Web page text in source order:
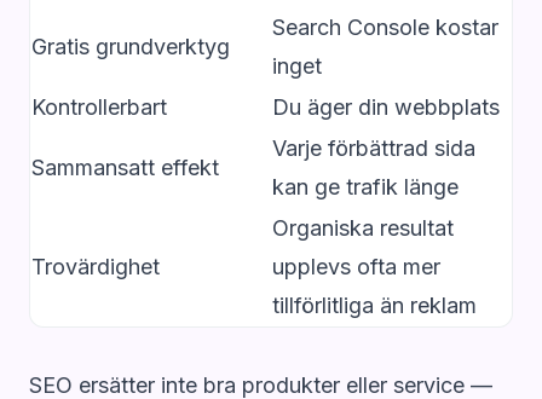
Gratis grundverktyg
Search Console kostar
inget
Kontrollerbart
Du äger din webbplats
Sammansatt effekt
Varje förbättrad sida
kan ge trafik länge
Trovärdighet
Organiska resultat
upplevs ofta mer
tillförlitliga än reklam
SEO ersätter inte bra produkter eller service —